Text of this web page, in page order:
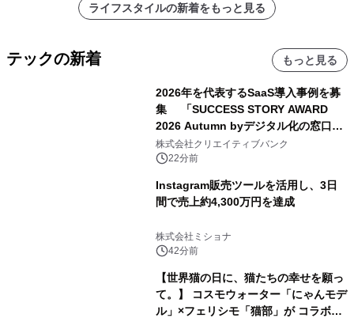
ライフスタイルの新着をもっと見る
テックの新着 もっと見る
2026年を代表するSaaS導入事例を募
集 「SUCCESS STORY AWARD
2026 Autumn byデジタル化の窓口」
開催
株式会社クリエイティブバンク
22分前
Instagram販売ツールを活用し、3日
間で売上約4,300万円を達成
株式会社ミショナ
42分前
【世界猫の日に、猫たちの幸せを願っ
て。】 コスモウォーター「にゃんモデ
ル」×フェリシモ「猫部」が コラボキ